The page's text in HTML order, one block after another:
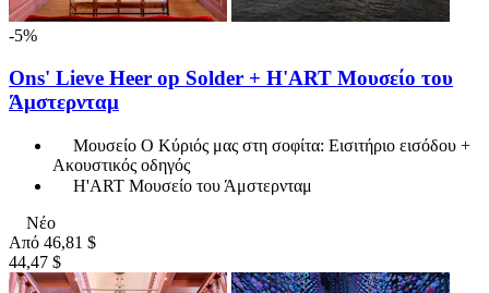
-5%
Ons' Lieve Heer op Solder + H'ART Μουσείο του
Άμστερνταμ
Μουσείο Ο Κύριός μας στη σοφίτα: Εισιτήριο εισόδου +
Ακουστικός οδηγός
H'ART Μουσείο του Άμστερνταμ
Νέο
Από 46,81 $
44,47 $